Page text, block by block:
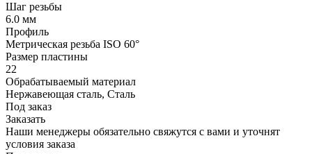
Шаг резьбы
6.0 мм
Профиль
Метрическая резьба ISO 60°
Размер пластины
22
Обрабатываемый материал
Нержавеющая сталь, Сталь
Под заказ
Заказать
Наши менеджеры обязательно свяжутся с вами и уточнят
условия заказа